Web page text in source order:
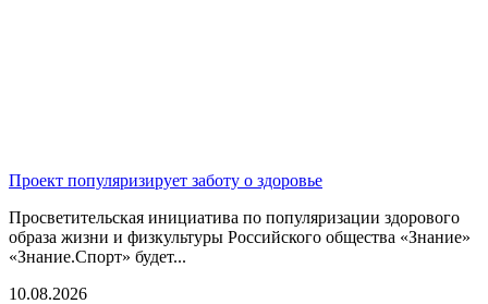
Проект популяризирует заботу о здоровье
Просветительская инициатива по популяризации здорового
образа жизни и физкультуры Российского общества «Знание»
«Знание.Спорт» будет...
10.08.2026